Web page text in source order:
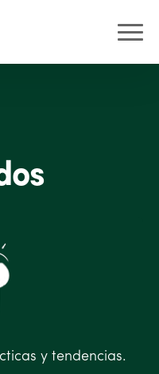
y tendencias.